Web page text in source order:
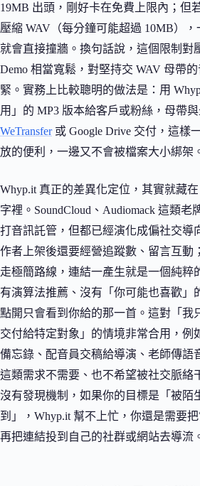
19MB 出頭，剛好卡在免費上限內；但
壓縮 WAV（每分鐘可能超過 10MB）
就會直接撞牆。換句話說，這個限制對
Demo 相當寬鬆，對堅持交 WAV 母帶
緊。實務上比較聰明的做法是：用
用」的 MP3 版本給客戶或粉絲，母帶
WeTransfer或 Google Drive 交付，這樣
放的便利，一邊又不會被檔案大小綁架
Whyp.it 真正的差異化定位，其實就藏
字裡。SoundCloud、Audiomack 這類老
打音訊託管，但都已經演化成偏社交導
作者上架後還要經營追蹤數、留言互動
走極簡路線，連結一產生就是一個純粹
有演算法推薦、沒有「你可能也喜歡」
點開只會看到你給的那一首。這對「我
交付給特定對象」的情境非常合用，例
備忘錄、配音員交稿給導演、老師傳語
這類需求不需要、也不希望被社交脈絡
沒有發現機制，如果你的目標是「被陌
到」，Whyp.it 幫不上忙，你還是需要把
再把連結投到自己的社群或網站去導流